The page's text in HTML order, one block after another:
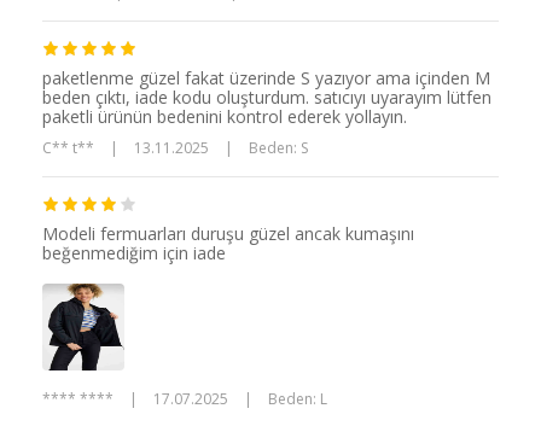
paketlenme güzel fakat üzerinde S yazıyor ama içinden M
beden çıktı, iade kodu oluşturdum. satıcıyı uyarayım lütfen
paketli ürünün bedenini kontrol ederek yollayın.
C** t** | 13.11.2025 | Beden: S
Modeli fermuarları duruşu güzel ancak kumaşını
beğenmediğim için iade
**** **** | 17.07.2025 | Beden: L